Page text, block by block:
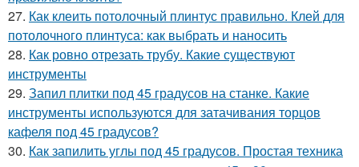
27. Как клеить потолочный плинтус правильно. Клей для
потолочного плинтуса: как выбрать и наносить
28. Как ровно отрезать трубу. Какие существуют
инструменты
29. Запил плитки под 45 градусов на станке. Какие
инструменты используются для затачивания торцов
кафеля под 45 градусов?
30. Как запилить углы под 45 градусов. Простая техника